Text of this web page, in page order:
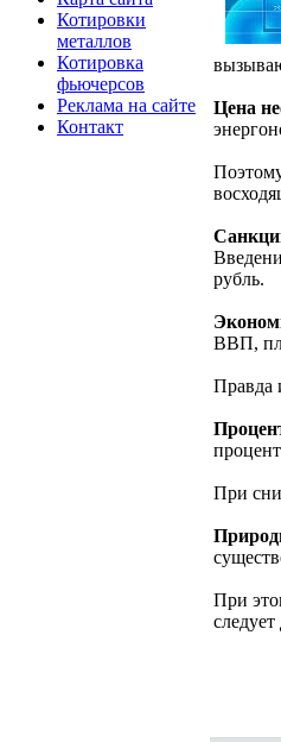
Котировки
металлов
Котировка
фьючерсов
Реклама на сайте
Контакт
Цена
рубль.
ВВП,
Правда
При
При